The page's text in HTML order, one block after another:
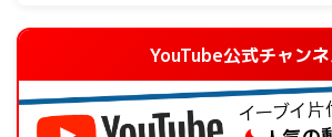
YouTube公式チャン